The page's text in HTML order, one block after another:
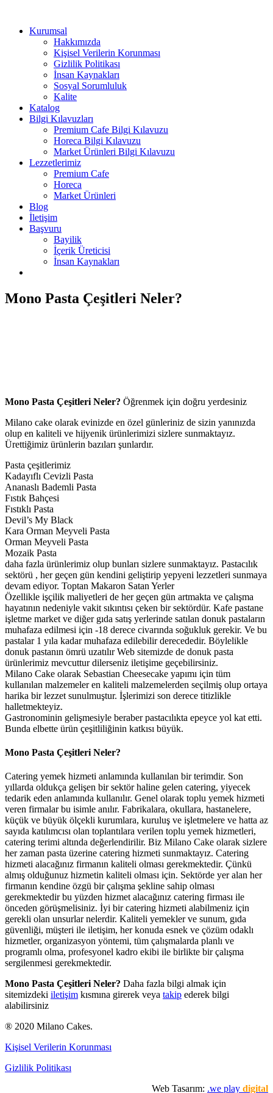
Kurumsal
Hakkımızda
Kişisel Verilerin Korunması
Gizlilik Politikası
İnsan Kaynakları
Sosyal Sorumluluk
Kalite
Katalog
Bilgi Kılavuzları
Premium Cafe Bilgi Kılavuzu
Horeca Bilgi Kılavuzu
Market Ürünleri Bilgi Kılavuzu
Lezzetlerimiz
Premium Cafe
Horeca
Market Ürünleri
Blog
İletişim
Başvuru
Bayilik
İçerik Üreticisi
İnsan Kaynakları
Mono Pasta Çeşitleri Neler?
Mono Pasta Çeşitleri Neler? Öğrenmek için doğru yerdesiniz
Milano cake olarak evinizde en özel günleriniz de sizin yanınızda
olup en kaliteli ve hijyenik ürünlerimizi sizlere sunmaktayız.
Ürettiğimiz ürünlerin bazıları şunlardır.
Pasta çeşitlerimiz
Kadayıflı Cevizli Pasta
Ananaslı Bademli Pasta
Fıstık Bahçesi
Fıstıklı Pasta
Devil’s My Black
Kara Orman Meyveli Pasta
Orman Meyveli Pasta
Mozaik Pasta
daha fazla ürünlerimiz olup bunları sizlere sunmaktayız. Pastacılık
sektörü , her geçen gün kendini geliştirip yepyeni lezzetleri sunmaya
devam ediyor. Toptan Makaron Satan Yerler
Özellikle işçilik maliyetleri de her geçen gün artmakta ve çalışma
hayatının nedeniyle vakit sıkıntısı çeken bir sektördür. Kafe pastane
işletme market ve diğer gıda satış yerlerinde satılan donuk pastaların
muhafaza edilmesi için -18 derece civarında soğukluk gerekir. Ve bu
pastalar 1 yıla kadar muhafaza edilebilir derecededir. Böylelikle
donuk pastanın ömrü uzatılır Web sitemizde de donuk pasta
ürünlerimiz mevcuttur dilerseniz iletişime geçebilirsiniz.
Milano Cake olarak Sebastian Cheesecake yapımı için tüm
kullanılan malzemeler en kaliteli malzemelerden seçilmiş olup ortaya
harika bir lezzet sunulmuştur. İşlerimizi son derece titizlikle
halletmekteyiz.
Gastronominin gelişmesiyle beraber pastacılıkta epeyce yol kat etti.
Bunda elbette ürün çeşitliliğinin katkısı büyük.
Mono Pasta Çeşitleri Neler?
Catering yemek hizmeti anlamında kullanılan bir terimdir. Son
yıllarda oldukça gelişen bir sektör haline gelen catering, yiyecek
tedarik eden anlamında kullanılır. Genel olarak toplu yemek hizmeti
veren firmalar bu isimle anılır. Fabrikalara, okullara, hastanelere,
küçük ve büyük ölçekli kurumlara, kuruluş ve işletmelere ve hatta az
sayıda katılımcısı olan toplantılara verilen toplu yemek hizmetleri,
catering terimi altında değerlendirilir. Biz Milano Cake olarak sizlere
her zaman pasta üzerine catering hizmeti sunmaktayız. Catering
hizmeti alacağınız firmanın kaliteli olması gerekmektedir. Çünkü
almış olduğunuz hizmetin kaliteli olması için. Sektörde yer alan her
firmanın kendine özgü bir çalışma şekline sahip olması
gerekmektedir bu yüzden hizmet alacağınız catering firması ile
önceden görüşmelisiniz. İyi bir catering hizmeti alabilmeniz için
gerekli olan unsurlar nelerdir. Kaliteli yemekler ve sunum, gıda
güvenliği, müşteri ile iletişim, her konuda esnek ve çözüm odaklı
hizmetler, organizasyon yöntemi, tüm çalışmalarda planlı ve
programlı olma, profesyonel kadro ekibi ile birlikte bir çalışma
sergilenmesi gerekmektedir.
Mono Pasta Çeşitleri Neler? Daha fazla bilgi almak için
sitemizdeki iletişim kısmına girerek veya takip ederek bilgi
alabilirsiniz
® 2020 Milano Cakes.
Kişisel Verilerin Korunması
Gizlilik Politikası
Web Tasarım: .we play digital